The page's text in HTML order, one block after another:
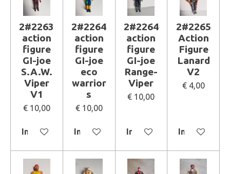
2#2263
action
figure
GI-joe
S.A.W.
Viper
V1
€ 10,00
In winkelwagen
2#2264
action
figure
GI-joe
eco
warrior
s
€ 10,00
In winkelwagen
2#2264
action
figure
GI-joe
Range-
Viper
€ 10,00
In winkelwagen
2#2265
Action
Figure
Lanard
V2
€ 4,00
In